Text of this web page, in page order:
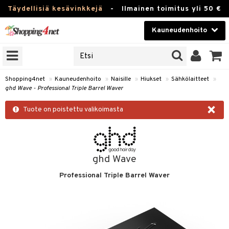
Täydellisiä kesävinkkejä - Ilmainen toimitus yli 50 €
Kauneudenhoito
Kauneudenhoito
Piilolinssit
Apteekki
Lelut, Lapsi & Vauva
Shopping4net » Kauneudenhoito » Naisille » Hiukset » Sähkölaitteet »
ghd Wave - Professional Triple Barrel Waver
×
Tuote on poistettu valikoimasta
ghd Wave
Professional Triple Barrel Waver